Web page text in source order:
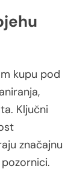
kupu pod
Ključni
značajnu